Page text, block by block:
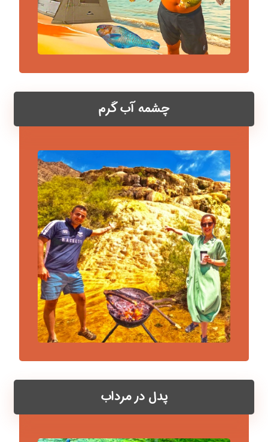
چشمه آب گرم
پدل در مرداب